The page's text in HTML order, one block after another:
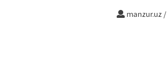
manzur.uz /